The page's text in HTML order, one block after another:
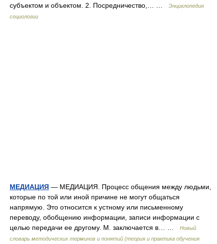
субъектом и объектом. 2. Посредничество,… …
Энциклопедия
социологии
МЕДИАЦИЯ — МЕДИАЦИЯ. Процесс общения между людьми,
которые по той или иной причине не могут общаться
напрямую. Это относится к устному или письменному
переводу, обобщению информации, записи информации с
целью передачи ее другому. М. заключается в… …
Новый
словарь методических терминов и понятий (теория и практика обучения